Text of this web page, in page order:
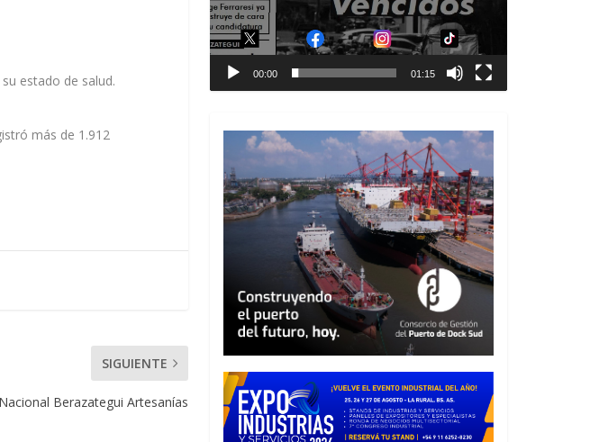
estado de salud.
más de 1.912
SIGUIENTE
Berazategui Artesanías
00:00 01:15